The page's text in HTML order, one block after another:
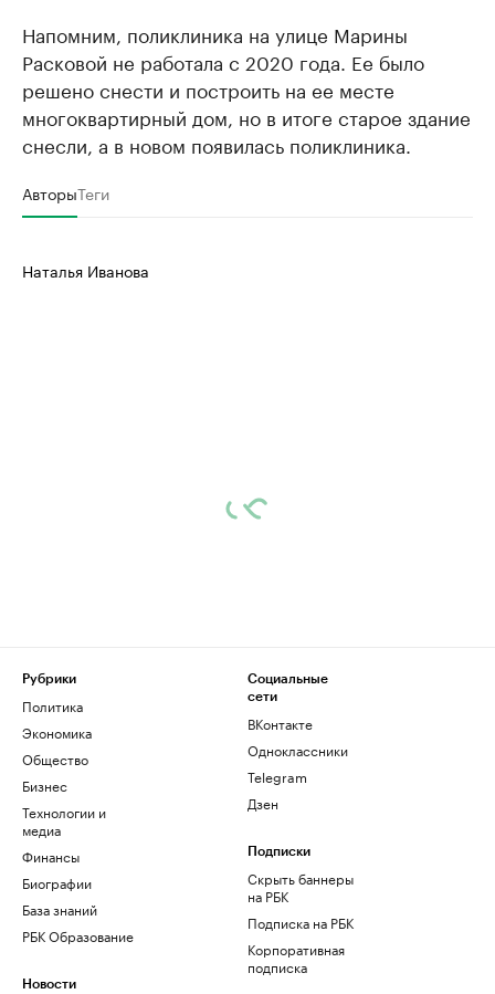
Напомним, поликлиника на улице Марины
Расковой не работала с 2020 года. Ее было
решено снести и построить на ее месте
многоквартирный дом, но в итоге старое здание
снесли, а в новом появилась поликлиника.
АвторыТеги
Наталья Иванова
Рубрики
Политика
Экономика
Общество
Бизнес
Технологии и
медиа
Финансы
Биографии
База знаний
РБК Образование
Новости
Социальные
сети
ВКонтакте
Одноклассники
Telegram
Дзен
Подписки
Скрыть баннеры
на РБК
Подписка на РБК
Корпоративная
подписка